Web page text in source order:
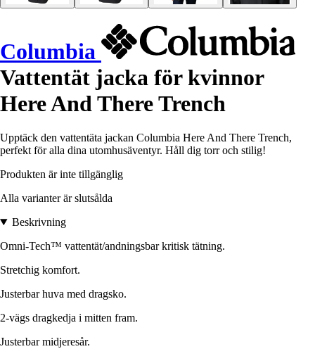
Columbia
Vattentät jacka för kvinnor
Here And There Trench
Upptäck den vattentäta jackan Columbia Here And There Trench,
perfekt för alla dina utomhusäventyr. Håll dig torr och stilig!
Produkten är inte tillgänglig
Alla varianter är slutsålda
Beskrivning
Omni-Tech™ vattentät/andningsbar kritisk tätning.
Stretchig komfort.
Justerbar huva med dragsko.
2-vägs dragkedja i mitten fram.
Justerbar midjeresår.